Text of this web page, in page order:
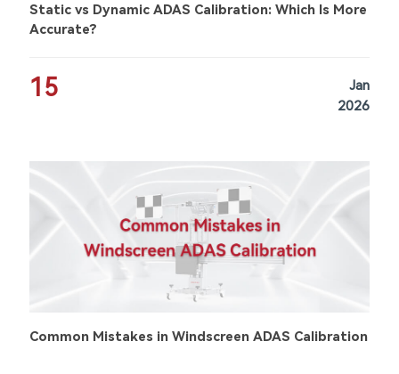
Static vs Dynamic ADAS Calibration: Which Is More
Accurate?
15
Jan
2026
Common Mistakes in Windscreen ADAS Calibration